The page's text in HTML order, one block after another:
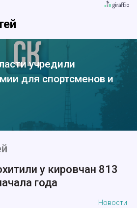
учредили
для спортсменов и
у кировчан 813
года
Новости